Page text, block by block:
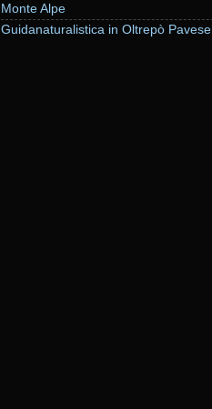
Monte Alpe
Guidanaturalistica in Oltrepò Pavese